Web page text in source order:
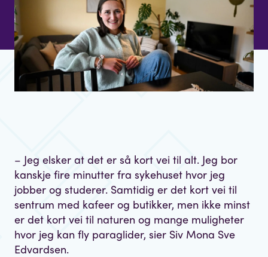
– Jeg elsker at det er så kort vei til alt. Jeg bor
kanskje fire minutter fra sykehuset hvor jeg
jobber og studerer. Samtidig er det kort vei til
sentrum med kafeer og butikker, men ikke minst
er det kort vei til naturen og mange muligheter
hvor jeg kan fly paraglider, sier Siv Mona Sve
Edvardsen.